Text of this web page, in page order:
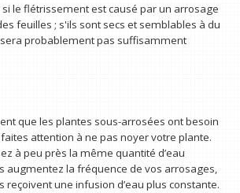
le flétrissement est causé par un arrosage
feuilles ; s'ils sont secs et semblables à du
probablement pas suffisamment
que les plantes sous-arrosées ont besoin
attention à ne pas noyer votre plante.
à peu près la même quantité d’eau
augmentez la fréquence de vos arrosages,
reçoivent une infusion d’eau plus constante.